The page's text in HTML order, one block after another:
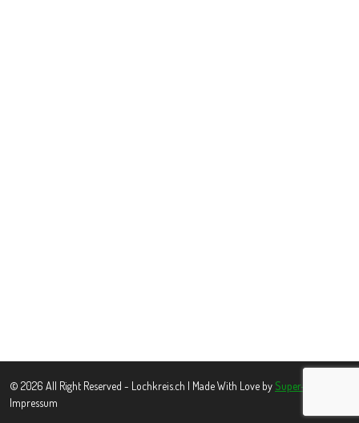
© 2026 All Right Reserved - Lochkreis.ch | Made With Love by Super-www.pl
Impressum